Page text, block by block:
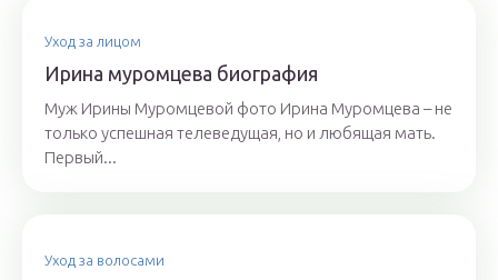
Уход за лицом
Ирина муромцева биография
Муж Ирины Муромцевой фото Ирина Муромцева – не
только успешная телеведущая, но и любящая мать.
Первый...
Уход за волосами